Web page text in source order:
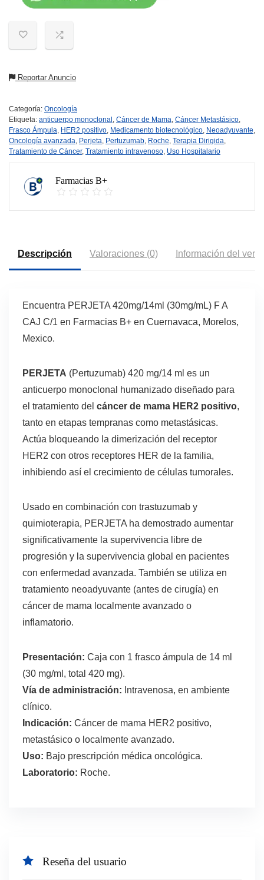
Reportar Anuncio
Categoría: Oncología
Etiqueta: anticuerpo monoclonal , Cáncer de Mama, Cáncer Metastásico,
Frasco Ámpula, HER2 positivo, Medicamento biotecnológico, Neoadyuvante,
Oncología avanzada, Perjeta, Pertuzumab, Roche, Terapia Dirigida,
Tratamiento de Cáncer, Tratamiento intravenoso, Uso Hospitalario
Farmacias B+
Descripción Valoraciones (0) Información del
Encuentra PERJETA 420mg/14ml (30mg/mL) F A
CAJ C/1 en Farmacias B+ en Cuernavaca, Morelos,
Mexico.
PERJETA (Pertuzumab) 420 mg/14 ml es un
anticuerpo monoclonal humanizado diseñado para
el tratamiento del cáncer de mama HER2 positivo,
tanto en etapas tempranas como metastásicas.
Actúa bloqueando la dimerización del receptor
HER2 con otros receptores HER de la familia,
inhibiendo así el crecimiento de células tumorales.
Usado en combinación con trastuzumab y
quimioterapia, PERJETA ha demostrado aumentar
significativamente la supervivencia libre de
progresión y la supervivencia global en pacientes
con enfermedad avanzada. También se utiliza en
tratamiento neoadyuvante (antes de cirugía) en
cáncer de mama localmente avanzado o
inflamatorio.
Presentación: Caja con 1 frasco ámpula de 14 ml
(30 mg/ml, total 420 mg).
Vía de administración: Intravenosa, en ambiente
clínico.
Indicación: Cáncer de mama HER2 positivo,
metastásico o localmente avanzado.
Uso: Bajo prescripción médica oncológica.
Laboratorio: Roche.
Reseña del usuario